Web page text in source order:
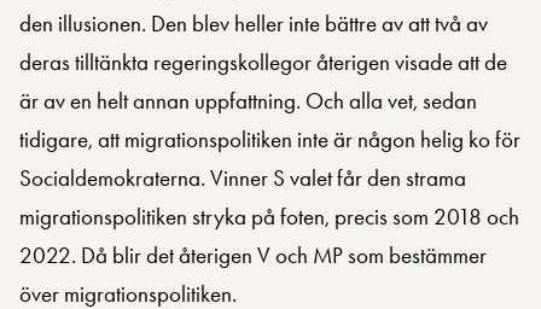
den illusionen. Den blev heller inte bättre av att två av
deras tilltänkta regeringskollegor återigen visade att de
är av en helt annan uppfattning. Och alla vet, sedan
tidigare, att migrationspolitiken inte är någon helig ko för
Socialdemokraterna. Vinner S valet får den strama
migrationspolitiken stryka på foten, precis som 2018 och
2022. Då blir det återigen V och MP som bestämmer
över migrationspolitiken.